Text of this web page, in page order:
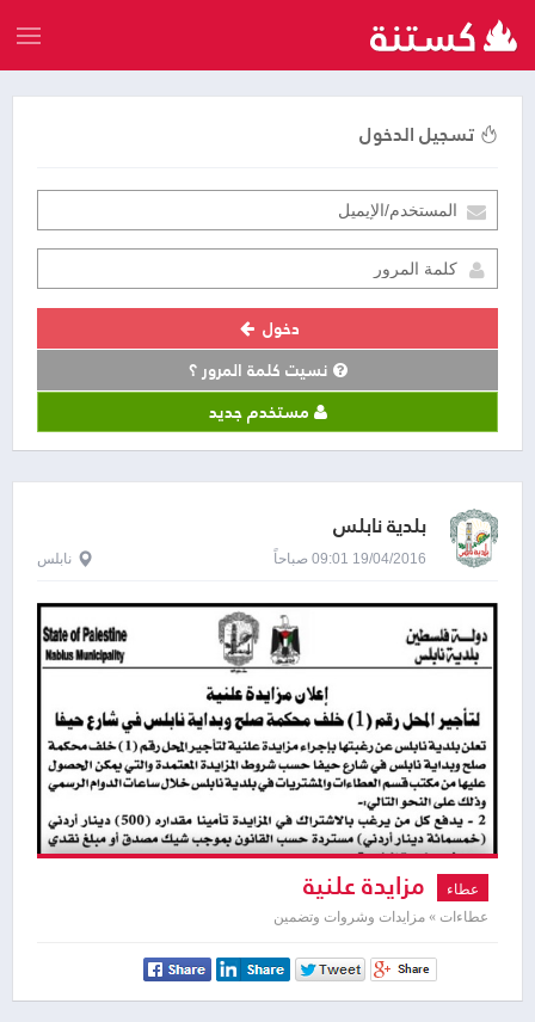
تسجيل الدخول
دخول
نسيت كلمة المرور ؟
مستخدم جديد
بلدية نابلس
19/04/2016 09:01 صباحاً نابلس
عطاء مزايدة علنية
عطاءات » مزايدات وشروات وتضمين